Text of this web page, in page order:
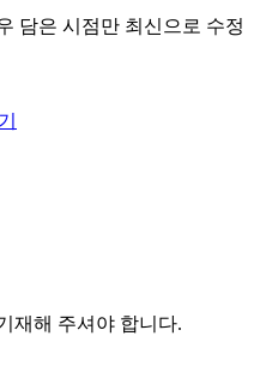
담은 시점만 최신으로 수정
재해 주셔야 합니다.